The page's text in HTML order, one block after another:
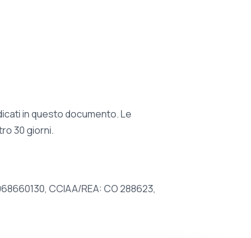
in questo documento. Le
30 giorni.
CCIAA/REA: CO 288623,